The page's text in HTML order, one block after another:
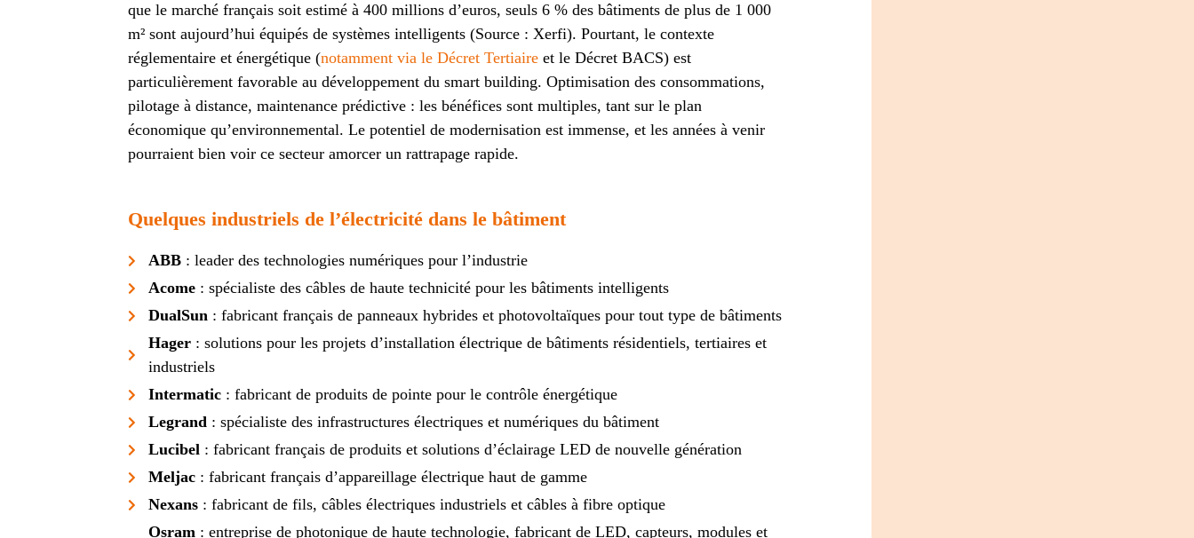
que le marché français soit estimé à 400 millions d’euros, seuls 6 % des bâtiments de plus de 1 000
m² sont aujourd’hui équipés de systèmes intelligents (Source : Xerfi). Pourtant, le contexte
réglementaire et énergétique (notamment via le Décret Tertiaire et le Décret BACS) est
particulièrement favorable au développement du smart building. Optimisation des consommations,
pilotage à distance, maintenance prédictive : les bénéfices sont multiples, tant sur le plan
économique qu’environnemental. Le potentiel de modernisation est immense, et les années à venir
pourraient bien voir ce secteur amorcer un rattrapage rapide.
Quelques industriels de l’électricité dans le bâtiment
ABB: leader des technologies numériques pour l’industrie
Acome: spécialiste des câbles de haute technicité pour les bâtiments intelligents
DualSun: fabricant français de panneaux hybrides et photovoltaïques pour tout type de bâtiments
Hager: solutions pour les projets d’installation électrique de bâtiments résidentiels, tertiaires et
industriels
Intermatic: fabricant de produits de pointe pour le contrôle énergétique
Legrand: spécialiste des infrastructures électriques et numériques du bâtiment
Lucibel: fabricant français de produits et solutions d’éclairage LED de nouvelle génération
Meljac: fabricant français d’appareillage électrique haut de gamme
Nexans: fabricant de fils, câbles électriques industriels et câbles à fibre optique
Osram: entreprise de photonique de haute technologie, fabricant de LED, capteurs, modules et